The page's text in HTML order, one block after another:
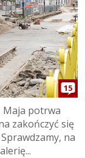
15
Maja potrwa
zakończyć się
na